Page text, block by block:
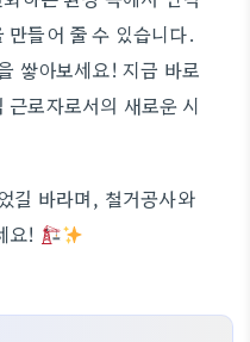
만들어 줄 수 있습니다.
쌓아보세요! 지금 바로
로자로서의 새로운 시
길 바라며, 철거공사와
요!